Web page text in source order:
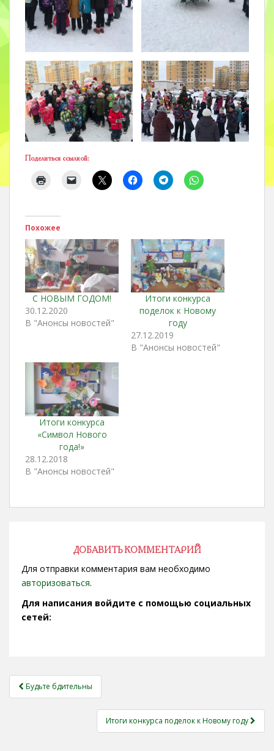
Поделиться ссылкой:
Похожее
С НОВЫМ ГОДОМ!
30.12.2020
В "Анонсы новостей"
Итоги конкурса
поделок к Новому
году
27.12.2019
В "Анонсы новостей"
Итоги конкурса
«Символ Нового
года!»
28.12.2018
В "Анонсы новостей"
ДОБАВИТЬ КОММЕНТАРИЙ
Для отправки комментария вам необходимо
авторизоваться.
Для написания войдите с помощью социальных
сетей:
НАВИГАЦИЯ
ЗАПИСЕЙ
Будьте бдительны
Итоги конкурса поделок к Новому году